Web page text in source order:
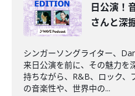
日公演！
さんと深
シンガーソングライター、
来日公演を前に、その魅力を
持ちながら、R&B、ロック、
の音楽性や、世界中の...